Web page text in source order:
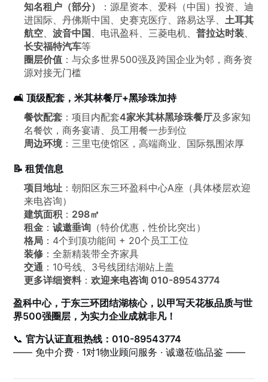
知名租户（部分）
：源星资本、爱科（中国）投资、迪
进国际、丹佛斯中国、史赛克医疗、路易达孚、土耳其
航空、波音中国 、电讯盈科、三菱电机、普拉达时装、
长安福特汽车等
圈层价值 ：与众多世界500强及跨国企业为邻，商务资
源对接无门槛
🛋️ 顶级配套，米其林餐厅+黑珍珠加持
餐饮配套 ：项目内配套4家米其林黑珍珠餐厅及多家知
名餐饮，商务宴请、员工用餐一步到位
周边环境：三里屯使馆区，高端商业、国际氛围浓厚
📝 租赁信息
项目地址 ：朝阳区东三环盈科中心A座（具体楼层欢迎
来电咨询）
建筑面积 ： 298㎡
租金 ：诚邀垂询 （特价优惠，性价比突出）
格局 ：4个到顶功能间 + 20个员工工位
装修 ：全新精装带全齐家具
交通 ：10号线、3号线团结湖站上盖
更多详细资料：欢迎来电咨询 010-89543774
盈科中心，于东三环团结湖核心，以甲写天花板品质与世
界500强圈层，为实力企业成就非凡！
📞官方认证直租热线：010-89543774
—— 免中介费 · 1对1物业顾问服务 · 诚邀莅临品鉴 ——